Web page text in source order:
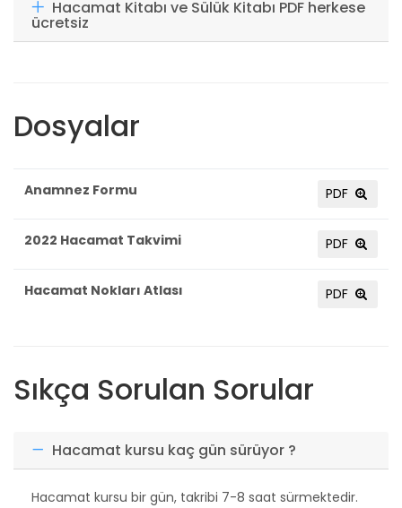
Hacamat Kitabı ve Sülük Kitabı PDF herkese
ücretsiz
Dosyalar
Anamnez Formu PDF
2022 Hacamat Takvimi PDF
Hacamat Nokları Atlası PDF
Sıkça Sorulan Sorular
Hacamat kursu kaç gün sürüyor ?
Hacamat kursu bir gün, takribi 7-8 saat sürmektedir.